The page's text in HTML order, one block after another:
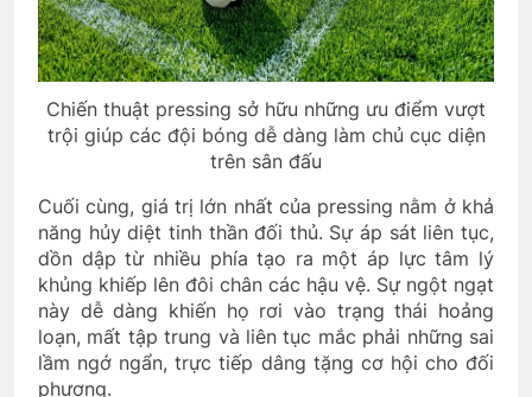
Chiến thuật pressing sở hữu những ưu điểm vượt
trội giúp các đội bóng dễ dàng làm chủ cục diện
trên sân đấu
Cuối cùng, giá trị lớn nhất của pressing nằm ở khả
năng hủy diệt tinh thần đối thủ. Sự áp sát liên tục,
dồn dập từ nhiều phía tạo ra một áp lực tâm lý
khủng khiếp lên đôi chân các hậu vệ. Sự ngột ngạt
này dễ dàng khiến họ rơi vào trạng thái hoảng
loạn, mất tập trung và liên tục mắc phải những sai
lầm ngớ ngẩn, trực tiếp dâng tặng cơ hội cho đối
phương.